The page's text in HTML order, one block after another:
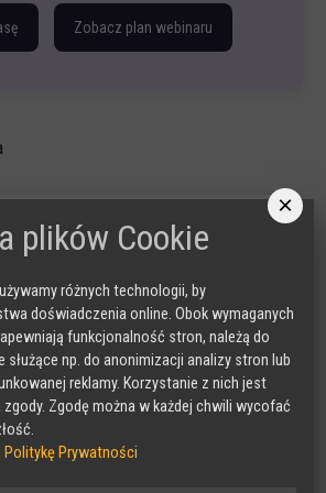
Zobacz plan webinaru
– jak to działa „od kuchni”?
interaktywne: „Dochodzimy do prawdy”×
plików Cookie
różnych technologii, by
doświadczenia online. Obok wymaganych
funkcjonalność stron, należą do
służące np. do anonimizacji analizy stron lub
reklamy. Korzystanie z nich jest
Zgodę można w każdej chwili wycofać
Prywatności